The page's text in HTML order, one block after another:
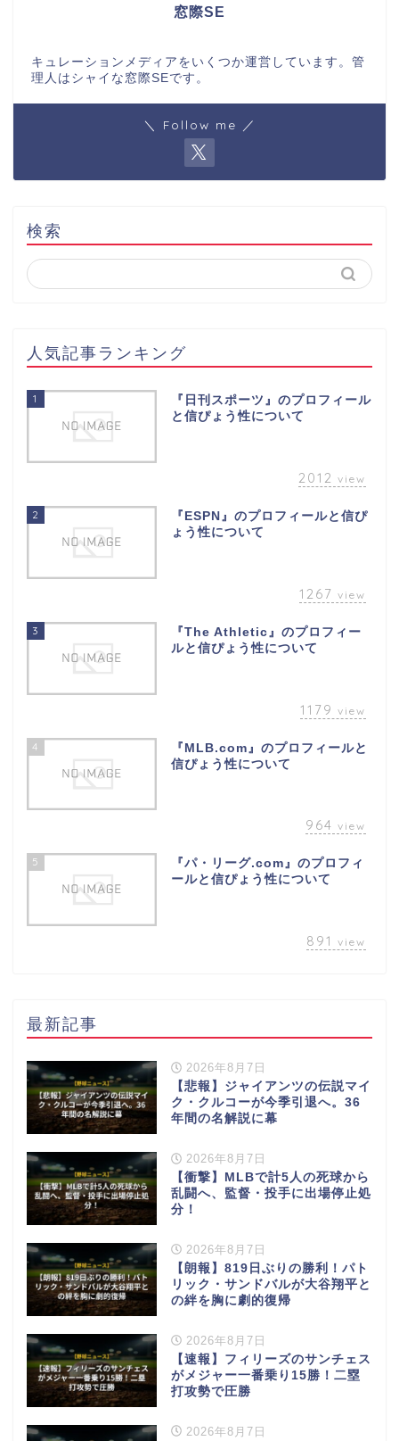
窓際SE
キュレーションメディアをいくつか運営しています。管
理人はシャイな窓際SEです。
＼ Follow me ／
検索
人気記事ランキング
1
『日刊スポーツ』のプロフィール
と信ぴょう性について
2012 view
2
『ESPN』のプロフィールと信ぴ
ょう性について
1267 view
3
『The Athletic』のプロフィー
ルと信ぴょう性について
1179 view
4
『MLB.com』のプロフィールと
信ぴょう性について
964 view
5
『パ・リーグ.com』のプロフィ
ールと信ぴょう性について
891 view
最新記事
2026年8月7日
【悲報】ジャイアンツの伝説マイ
ク・クルコーが今季引退へ。36
年間の名解説に幕
2026年8月7日
【衝撃】MLBで計5人の死球から
乱闘へ、監督・投手に出場停止処
分！
2026年8月7日
【朗報】819日ぶりの勝利！パト
リック・サンドバルが大谷翔平と
の絆を胸に劇的復帰
2026年8月7日
【速報】フィリーズのサンチェス
がメジャー一番乗り15勝！二塁
打攻勢で圧勝
2026年8月7日